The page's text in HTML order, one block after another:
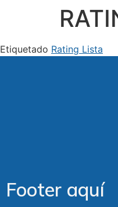
Etiquetado Rating Lista
Footer aquí